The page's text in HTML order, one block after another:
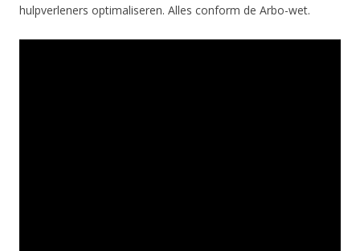
hulpverleners optimaliseren. Alles conform de Arbo-wet.